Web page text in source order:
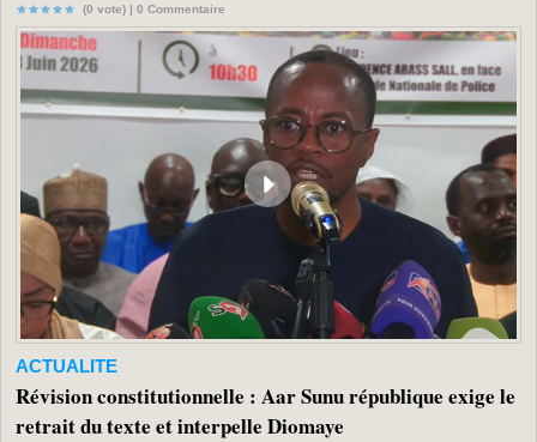
(0 vote) | 0 Commentaire
ACTUALITE
Révision constitutionnelle : Aar Sunu république exige le
retrait du texte et interpelle Diomaye